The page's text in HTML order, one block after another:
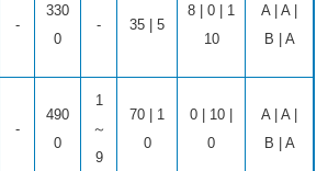
-
330
0
- 35 | 5
8 | 0 | 1
10
A | A |
B | A
-
490
0
1
～
9
70 | 1
0
0 | 10 |
0
A | A |
B | A